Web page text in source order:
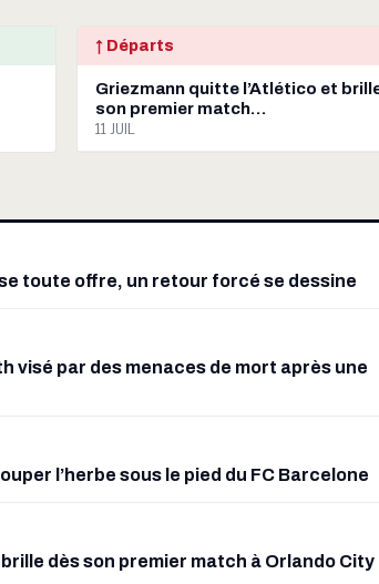
↑ Départs
Griezmann quitte l’Atlético et
son premier match…
11 JUIL
toute offre, un retour forcé se dessine
visé par des menaces de mort après une
l’herbe sous le pied du FC Barcelone
dès son premier match à Orlando City